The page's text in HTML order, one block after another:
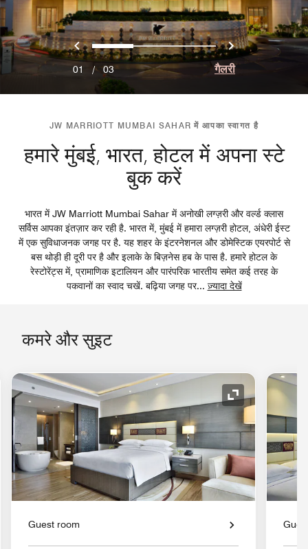
पिछला0 1 2 अगला
01 / 03 गैलरी
JW MARRIOTT MUMBAI SAHAR में आपका स्वागत है
हमारे मुंबई, भारत, होटल में अपना स्टे
बुक करें
भारत में JW Marriott Mumbai Sahar में अनोखी लग्ज़री और वर्ल्ड क्लास
सर्विस आपका इंतज़ार कर रही है. भारत में, मुंबई में हमारा लग्ज़री होटल, अंधेरी ईस्ट
में एक सुविधाजनक जगह पर है. यह शहर के इंटरनेशनल और डोमेस्टिक एयरपोर्ट से
बस थोड़ी ही दूरी पर है और इलाके के बिज़नेस हब के पास है. हमारे होटल के
रेस्टोरेंट्स में, प्रामाणिक इटालियन और पारंपरिक भारतीय समेत कई तरह के
पकवानों का स्वाद चखें. बढ़िया जगह पर... ज़्यादा देखें
कमरे और सुइट
का विस्तार करें आइकॉन का
Guest room